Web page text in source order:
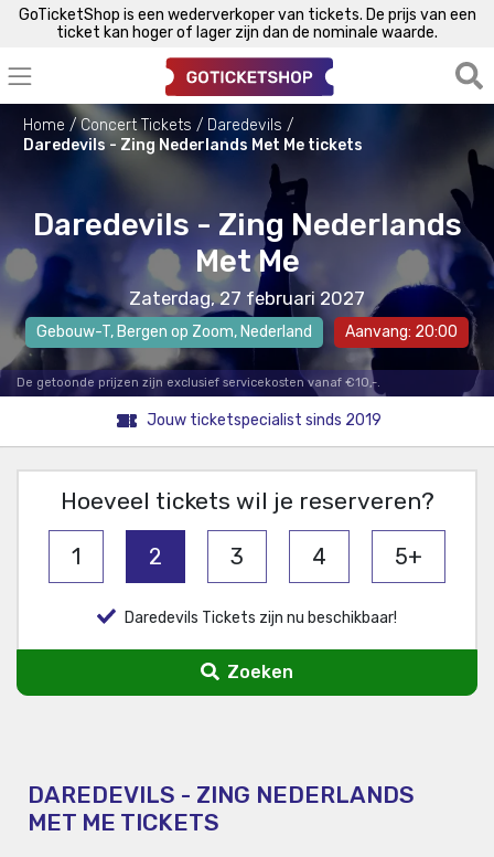
GoTicketShop is een wederverkoper van tickets. De prijs van een
ticket kan hoger of lager zijn dan de nominale waarde.
Home Concert Tickets
Daredevils
Daredevils - Zing Nederlands Met Me tickets
Daredevils - Zing Nederlands
Met Me
Zaterdag, 27 februari 2027
Gebouw-T, Bergen op Zoom, Nederland Aanvang: 20:00
De getoonde prijzen zijn exclusief servicekosten vanaf €10,-.
Jouw ticketspecialist sinds 2019
Hoeveel tickets wil je reserveren?
1 2 3 4 5+
Daredevils Tickets zijn nu beschikbaar!
Zoeken
DAREDEVILS - ZING NEDERLANDS
MET ME TICKETS